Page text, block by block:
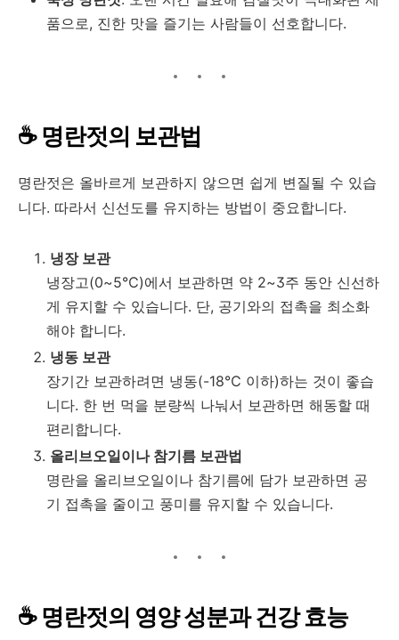
품으로, 진한 맛을 즐기는 사람들이 선호합니다.
☕ 명란젓의 보관법
명란젓은 올바르게 보관하지 않으면 쉽게 변질될 수 있습
니다. 따라서 신선도를 유지하는 방법이 중요합니다.
냉장 보관
냉장고(0~5℃)에서 보관하면 약 2~3주 동안 신선하
게 유지할 수 있습니다. 단, 공기와의 접촉을 최소화
해야 합니다.
냉동 보관
장기간 보관하려면 냉동(-18℃ 이하)하는 것이 좋습
니다. 한 번 먹을 분량씩 나눠서 보관하면 해동할 때
편리합니다.
올리브오일이나 참기름 보관법
명란을 올리브오일이나 참기름에 담가 보관하면 공
기 접촉을 줄이고 풍미를 유지할 수 있습니다.
☕ 명란젓의 영양 성분과 건강 효능